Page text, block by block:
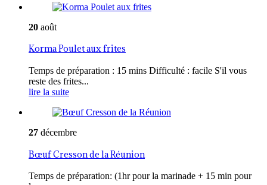
20 août
Korma Poulet aux frites
Temps de préparation : 15 mins Difficulté : facile S'il vous
reste des frites...
lire la suite
27 décembre
Bœuf Cresson de la Réunion
Temps de préparation: (1hr pour la marinade + 15 min pour